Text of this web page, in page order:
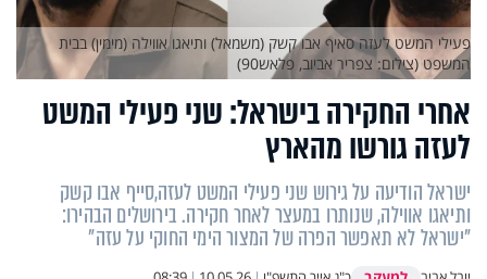
אחרי החקירה בישראל: שני פעילי המשט
לעזה גורשו מהארץ
ישראל הודיעה על גירוש שני פעילי המשט לעזה,סייף אבו קשק
ותיאגו אווילה, שנותרו במעצר לאחר חקירה. בירושלים הבהירו:
"ישראל לא תאפשר הפרה של המצור הימי החוקי על עזה"
פעילי המשט לעזה סאיף אבו קשק (משמאל) ותיאגו אווילה (מימין) בבית
המשפט (צילום: צפריר אביוב, פלאש90)